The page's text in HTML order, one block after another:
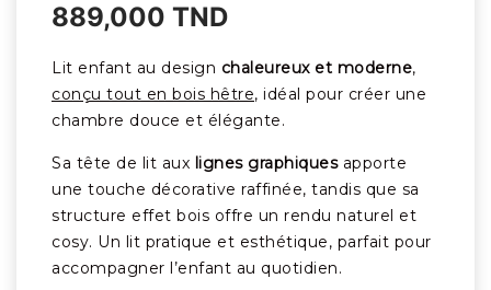
889,000 TND
Lit enfant au design chaleureux et moderne,
conçu tout en bois hêtre, idéal pour créer une
chambre douce et élégante.
Sa tête de lit aux lignes graphiquesapporte
une touche décorative raffinée, tandis que sa
structure effet bois offre un rendu naturel et
cosy. Un lit pratique et esthétique, parfait pour
accompagner l’enfant au quotidien.